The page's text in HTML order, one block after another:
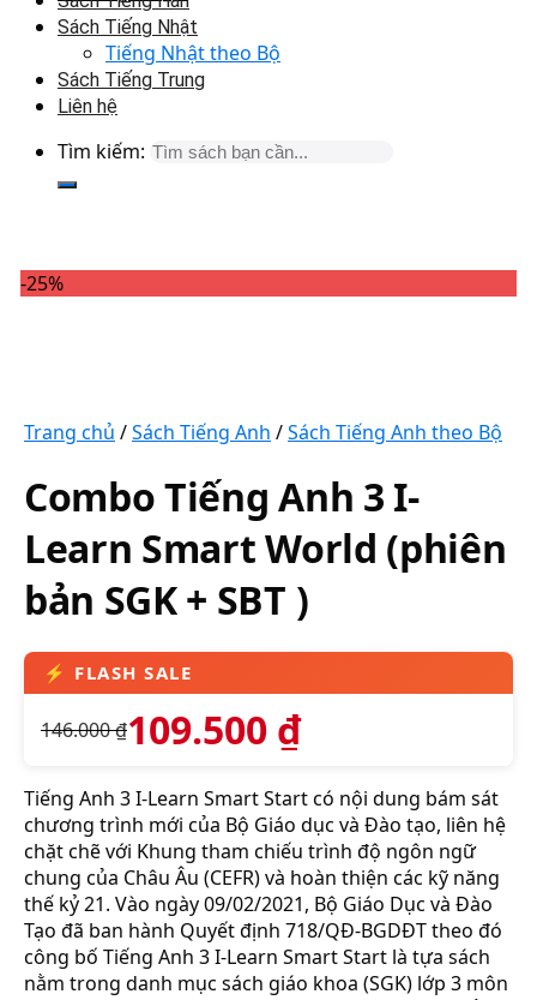
Sách Tiếng Nhật
Tiếng Nhật theo Bộ
Sách Tiếng Trung
Liên hệ
Tìm kiếm:
-25%
Trang chủ /Sách Tiếng Anh /Sách Tiếng Anh theo Bộ
Combo Tiếng Anh 3 I-
Learn Smart World (phiên
bản SGK + SBT )
146.000₫109.500 ₫
Tiếng Anh 3 I-Learn Smart Start có nội dung bám sát
chương trình mới của Bộ Giáo dục và Đào tạo, liên hệ
chặt chẽ với Khung tham chiếu trình độ ngôn ngữ
chung của Châu Âu (CEFR) và hoàn thiện các kỹ năng
thế kỷ 21. Vào ngày 09/02/2021, Bộ Giáo Dục và Đào
Tạo đã ban hành Quyết định 718/QĐ-BGDĐT theo đó
công bố Tiếng Anh 3 I-Learn Smart Start là tựa sách
nằm trong danh mục sách giáo khoa (SGK) lớp 3 môn